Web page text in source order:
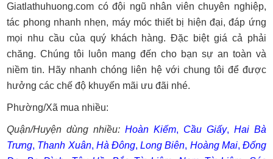
Giatlathuhuong.com có đội ngũ nhân viên chuyên nghiệp,
tác phong nhanh nhẹn, máy móc thiết bị hiện đại, đáp ứng
mọi nhu cầu của quý khách hàng. Đặc biệt giá cả phải
chăng. Chúng tôi luôn mang đến cho bạn sự an toàn và
niềm tin. Hãy nhanh chóng liên hệ với chung tôi để được
hưởng các chế độ khuyến mãi ưu đãi nhé.
Phường/Xã mua nhiều:
Quận/Huyện dùng nhiều:Hoàn Kiếm, Cầu Giấy, Hai Bà
Trưng, Thanh Xuân, Hà Đông,Long Biên, Hoàng Mai, Đống